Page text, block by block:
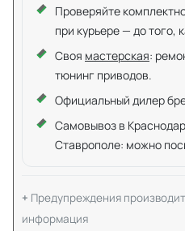
Проверяйте
при курьере — до того,
Своя мастерская:
тюнинг приводов.
Официальный дилер
Самовывоз в
Ставрополе: можно
Предупреждения
информация